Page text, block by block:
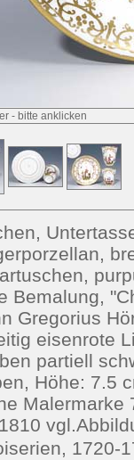
- bitte anklicken
Bemalung,
Gregorius
eisenrote
partiell
Höhe: 7.5
Malermarke
1720-